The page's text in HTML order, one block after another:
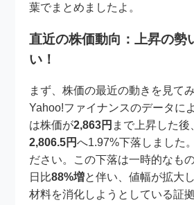
葉でまとめましたよ。
直近の株価動向：上昇の勢
い！
まず、株価の最近の動きを見て
Yahoo!ファイナンスのデータに
は株価が2,863円 まで上昇した後
2,806.5円へ1.97%下落しました
ださい。この下落は一時的なも
日比88%増と伴い、値幅が拡大
材料を消化しようとしている証拠